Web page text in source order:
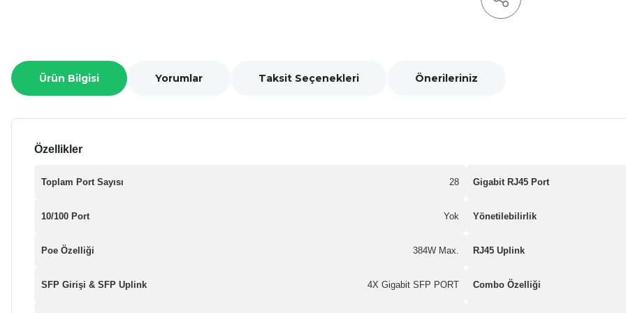
Ürün Bilgisi Yorumlar Taksit Seçenekleri Önerileriniz
Özellikler
Toplam Port Sayısı 28 Gigabit RJ45 Port
10/100 Port Yok Yönetilebilirlik
Poe Özelliği 384W Max. RJ45 Uplink
SFP Girişi & SFP Uplink 4X Gigabit SFP PORT Combo Özelliği